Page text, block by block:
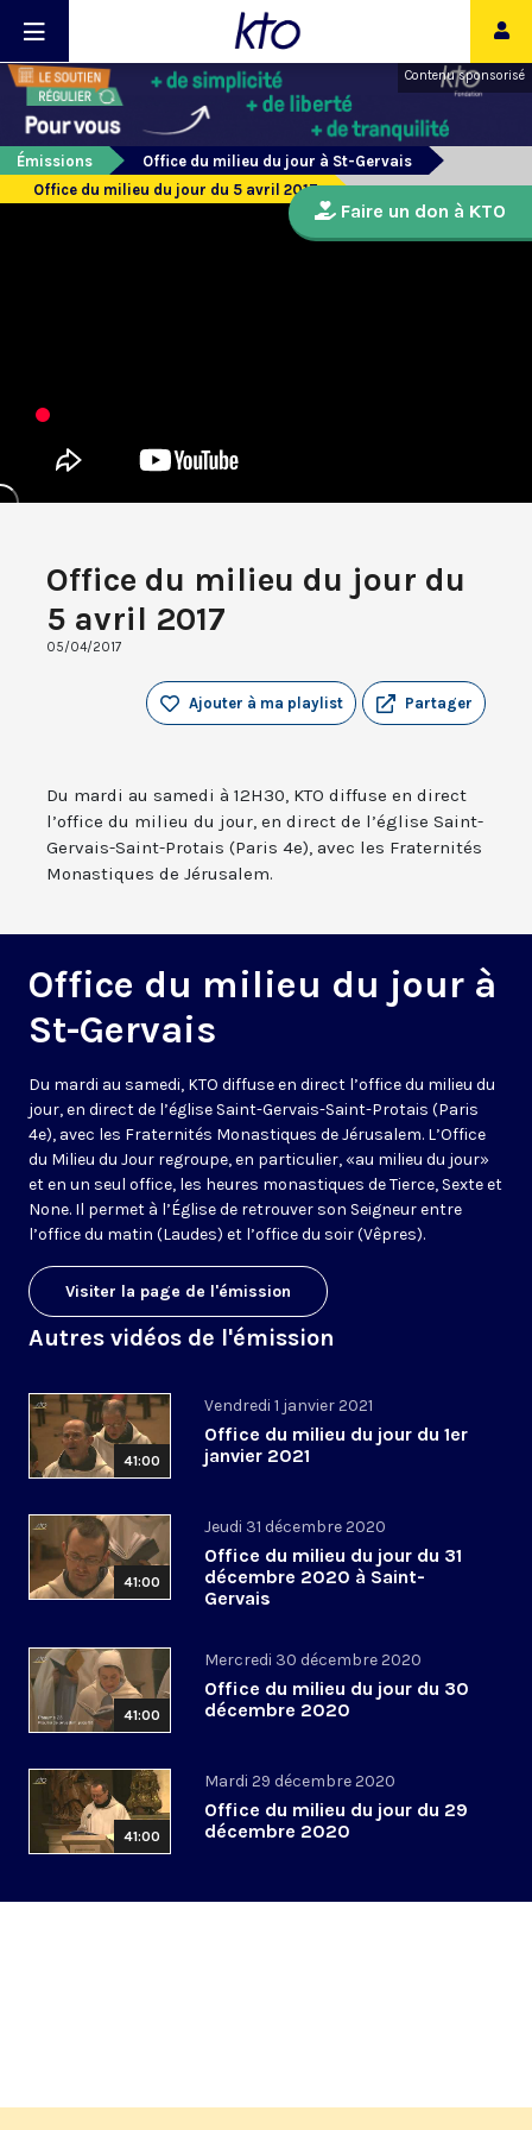
Contenu sponsorisé
Émissions
Office du milieu du jour à St-Gervais
Office du milieu du jour du 5 avril 2017
Office du milieu du jour du
5 avril 2017
05/04/2017
Partager
Ajouter à ma playlist
Du mardi au samedi à 12H30, KTO diffuse en direct
l’office du milieu du jour, en direct de l’église Saint-
Gervais-Saint-Protais (Paris 4e), avec les Fraternités
Monastiques de Jérusalem.
Office du milieu du jour à
St-Gervais
Du mardi au samedi, KTO diffuse en direct l’office du milieu du
jour, en direct de l’église Saint-Gervais-Saint-Protais (Paris
4e), avec les Fraternités Monastiques de Jérusalem. L’Office
du Milieu du Jour regroupe, en particulier, «au milieu du jour»
et en un seul office, les heures monastiques de Tierce, Sexte et
None. Il permet à l’Église de retrouver son Seigneur entre
l’office du matin (Laudes) et l’office du soir (Vêpres).
Visiter la page de l'émission
Autres vidéos de l'émission
41:00
Vendredi 1 janvier 2021
Office du milieu du jour du 1er
janvier 2021
41:00
Jeudi 31 décembre 2020
Office du milieu du jour du 31
décembre 2020 à Saint-
Gervais
41:00
Mercredi 30 décembre 2020
Office du milieu du jour du 30
décembre 2020
41:00
Mardi 29 décembre 2020
Office du milieu du jour du 29
décembre 2020
Faire un don à KTO